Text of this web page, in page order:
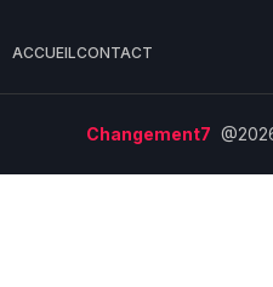
ACCUEILCONTACT
Changement7